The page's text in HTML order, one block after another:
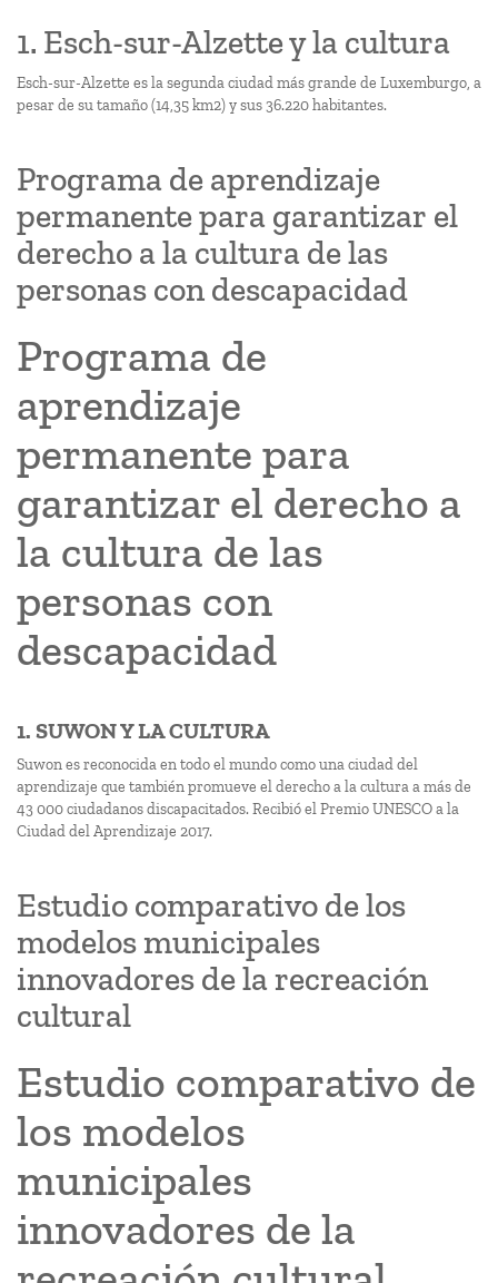
1. Esch-sur-Alzette y la cultura
Esch-sur-Alzette es la segunda ciudad más grande de Luxemburgo, a
pesar de su tamaño (14,35 km2) y sus 36.220 habitantes.
Programa de aprendizaje
permanente para garantizar el
derecho a la cultura de las
personas con descapacidad
Programa de
aprendizaje
permanente para
garantizar el derecho a
la cultura de las
personas con
descapacidad
1. SUWON Y LA CULTURA
Suwon es reconocida en todo el mundo como una ciudad del
aprendizaje que también promueve el derecho a la cultura a más de
43 000 ciudadanos discapacitados. Recibió el Premio UNESCO a la
Ciudad del Aprendizaje 2017.
Estudio comparativo de los
modelos municipales
innovadores de la recreación
cultural
Estudio comparativo de
los modelos
municipales
innovadores de la